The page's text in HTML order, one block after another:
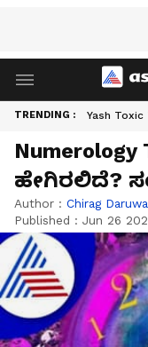
TRENDING : Yash Toxic
ಹೇಗಿರಲಿದೆ?
Author : Chirag
Published : Jun 26